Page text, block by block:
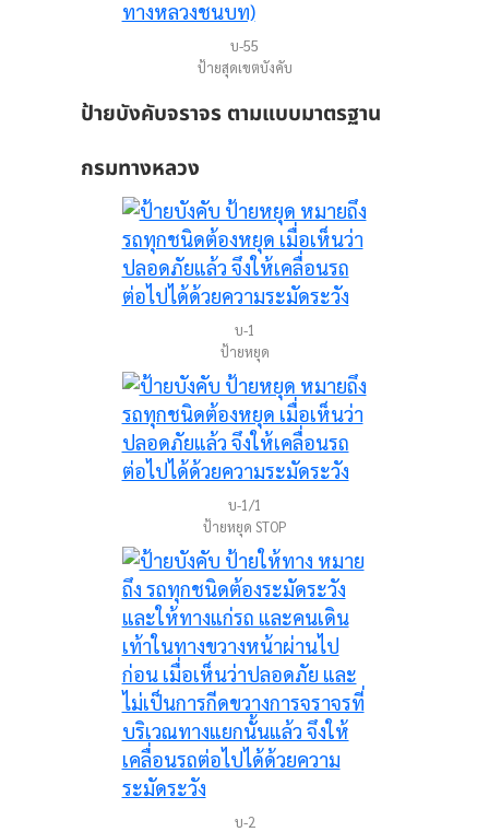
บ-55
ป้ายสุดเขตบังคับ
ป้ายบังคับจราจร ตามแบบมาตรฐาน
กรมทางหลวง
บ-1
ป้ายหยุด
บ-1/1
ป้ายหยุด STOP
บ-2